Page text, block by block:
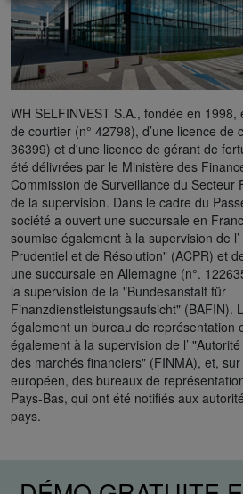
WH SELFINVEST S.A., fondée en 1998,
de courtier (n° 42798), d’une licence de
36399) et d'une licence de gérant de
été délivrées par le Ministère des
Commission de Surveillance du Secteur
de la supervision. Dans le cadre du
société a ouvert une succursale en
soumise également à la supervision de
Prudentiel et de Résolution" (ACPR) et
une succursale en Allemagne (n°.
la supervision de la "Bundesanstalt für
Finanzdienstleistungsaufsicht" (BAFIN).
également un bureau de représentation
également à la supervision de l’
des marchés financiers" (FINMA), et,
européen, des bureaux de
Pays-Bas, qui ont été notifiés aux
pays.